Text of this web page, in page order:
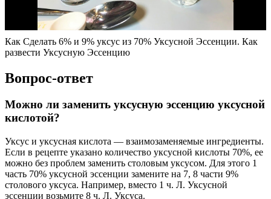
Как Сделать 6% и 9% уксус из 70% Уксусной Эссенции. Как
развести Уксусную Эссенцию
Вопрос-ответ
Можно ли заменить уксусную эссенцию уксусной
кислотой?
Уксус и уксусная кислота — взаимозаменяемые ингредиенты.
Если в рецепте указано количество уксусной кислоты 70%, ее
можно без проблем заменить столовым уксусом. Для этого 1
часть 70% уксусной эссенции замените на 7, 8 части 9%
столового уксуса. Например, вместо 1 ч. Л. Уксусной
эссенции возьмите 8 ч. Л. Уксуса.